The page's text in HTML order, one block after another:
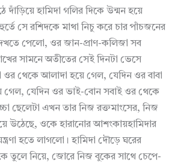
হামিদা গলির দিকে উন্মন হয়ে
সে রশিদকে মাথা নিচু করে চার পাঁচজনের
পেলো, ওর জান-প্রাণ-কলিজা সব
সামনে অতীতের সেই দিনটা ভেসে
থেকে আলাদা হয়ে গেল, যেদিন ওর বাবা
গেল, যেদিন ওর ভাই-বোন সবাই ওর থেকে
ছেলেটা এখন তার নিজ রক্তমাংসের, নিজ
উঠেছে, ওকে হারানোর আশংকায়হামিদার
হতে লাগলো। হামিদা দৌড়ে ঘরের
তুলে নিয়ে, জোরে নিজ বুকের সাথে চেপে-